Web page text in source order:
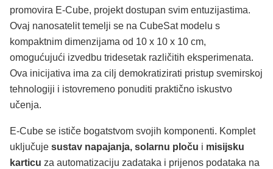
promovira E-Cube, projekt dostupan svim entuzijastima.
Ovaj nanosatelit temelji se na CubeSat modelu s
kompaktnim dimenzijama od 10 x 10 x 10 cm,
omogućujući izvedbu tridesetak različitih eksperimenata.
Ova inicijativa ima za cilj demokratizirati pristup svemirskoj
tehnologiji i istovremeno ponuditi praktično iskustvo
učenja.
E-Cube se ističe bogatstvom svojih komponenti. Komplet
uključuje sustav napajanja, solarnu ploču i misijsku
karticu za automatizaciju zadataka i prijenos podataka na